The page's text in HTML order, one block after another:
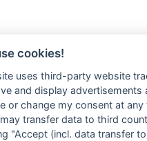
cookies!
uses third-party website
and display
or change my consent at
transfer data to third
"Accept (incl. data transfer